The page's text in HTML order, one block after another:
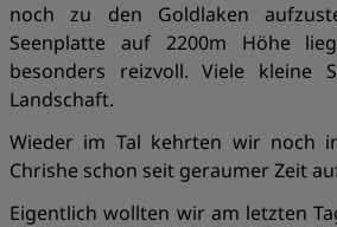
noch zu den Goldlaken
Seenplatte auf 2200m Höhe
besonders reizvoll. Viele kleine
Landschaft.
Wieder im Tal kehrten wir noch
Chrishe schon seit geraumer Zeit
Eigentlich wollten wir am letzten